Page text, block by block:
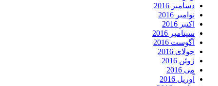
دسامبر 2016
نوامبر 2016
اکتبر 2016
سپتامبر 2016
آگوست 2016
جولای 2016
ژوئن 2016
می 2016
آوریل 2016